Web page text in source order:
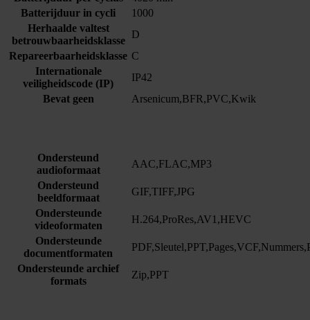
Batterijduur in cycli
1000
Herhaalde valtest
betrouwbaarheidsklasse
D
Repareerbaarheidsklasse C
Internationale
veiligheidscode (IP)
IP42
Bevat geen
Arsenicum,BFR,PVC,Kwik
Ondersteund
audioformaat
AAC,FLAC,MP3
Ondersteund
beeldformaat
GIF,TIFF,JPG
Ondersteunde
videoformaten
H.264,ProRes,AV1,HEVC
Ondersteunde
documentformaten
Ondersteunde archief
formats
Zip,PPT